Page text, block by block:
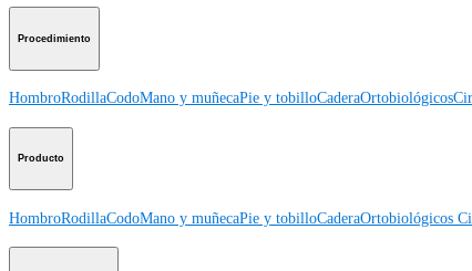
Procedimiento
HombroRodillaCodoMano y muñecaPie y tobilloCaderaOrtobiológicos
Producto
HombroRodillaCodoMano y muñecaPie y tobilloCaderaOrtobiológicos